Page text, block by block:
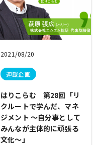
2021/08/20
連載企画
はりこらむ 第28回「リ
クルートで学んだ、マネ
ジメント ～自分事として
みんなが主体的に頑張る
文化～」